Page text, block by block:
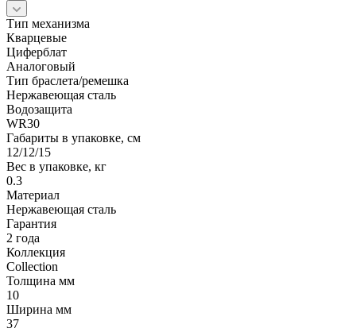
Тип механизма
Кварцевые
Циферблат
Аналоговый
Тип браслета/ремешка
Нержавеющая сталь
Водозащита
WR30
Габариты в упаковке, см
12/12/15
Вес в упаковке, кг
0.3
Материал
Нержавеющая сталь
Гарантия
2 года
Коллекция
Collection
Толщина мм
10
Ширина мм
37